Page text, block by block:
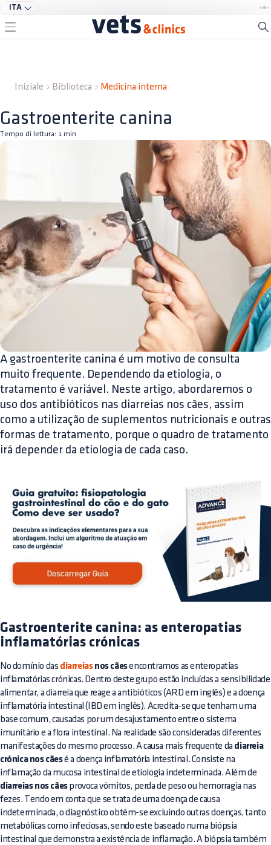
ITA
Iniziale Biblioteca Medicina interna
Gastroenterite canina
Tempo di lettura: 1 min
A gastroenterite canina é um motivo de consulta
muito frequente. Dependendo da etiologia, o
tratamento é variável. Neste artigo, abordaremos o
uso dos antibióticos nas diarreias nos cães, assim
como a utilização de suplementos nutricionais e outras
formas de tratamento, porque o quadro de tratamento
irá depender da etiologia de cada caso.
Gastroenterite canina: as enteropatias
inflamatórias crónicas
No domínio das diarreiasnos cãesencontramos as enteropatias
inflamatórias crónicas. Dentro deste grupo estão incluídas a sensibilidade
alimentar, a diarreia que reage a antibióticos (ARD em inglês) e a doença
inflamatória intestinal (IBD em inglês). Acredita-se que tenham uma
base comum, causadas por um desajustamento entre o sistema
imunitário e a flora intestinal. Na realidade são consideradas diferentes
manifestações do mesmo processo. A causa mais frequente da diarreia
crónica nos cãesé a doença inflamatória intestinal. Consiste na
inflamação da mucosa intestinal de etiologia indeterminada. Além de
diarreias nos cãesprovoca vómitos, perda de peso ou hemorragia nas
fezes. Tendo em conta que se trata de uma doença de causa
indeterminada, o diagnóstico obtém-se excluindo outras doenças, tanto
metabólicas como infeciosas, sendo este baseado numa biópsia
intestinal que demonstra a existência de inflamação. A biópsia também